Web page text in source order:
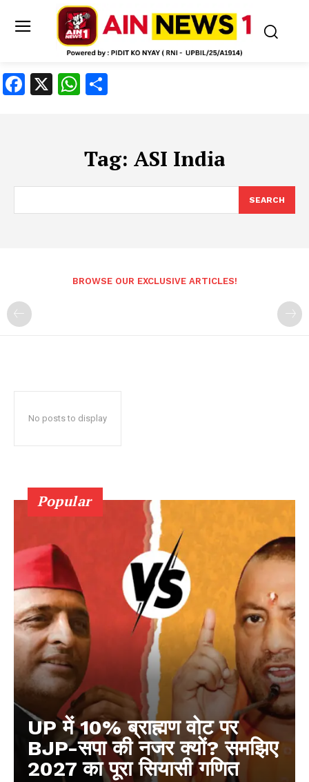
Facebook
X WhatsApp
Tag: ASI India
SEARCH
BROWSE OUR EXCLUSIVE ARTICLES!
No posts to display
Popular
UP में 10% ब्राह्मण वोट पर
BJP-सपा की नजर क्यों? समझिए
2027 का पूरा सियासी गणित